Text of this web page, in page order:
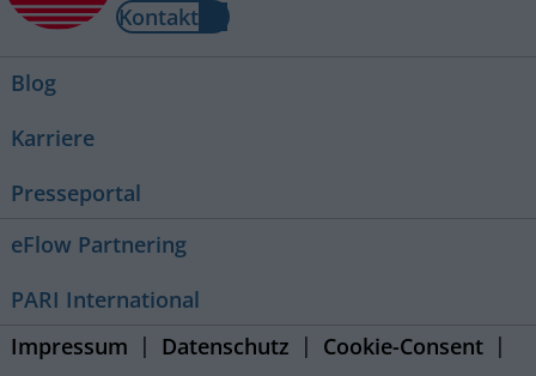
Kontakt
Blog
Karriere
Presseportal
eFlow Partnering
PARI International
Impressum
Datenschutz
Cookie-Consent